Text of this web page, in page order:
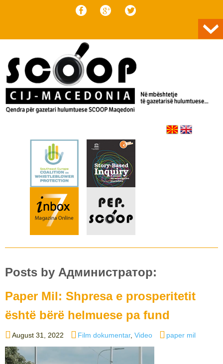
Posts by Администратор:
Paper Mil: Shpresa e prosperitetit
është bërë helmuese pa fund
Posted
on
August 31, 2022 Categories
Film dokumentar, Video Tags
paper mil